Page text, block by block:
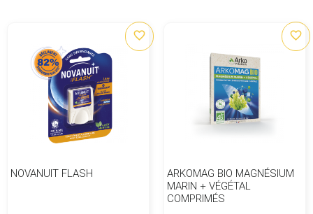
NOVANUIT FLASH
favorite_border
ARKOMAG BIO MAGNÉSIUM
MARIN + VÉGÉTAL
COMPRIMÉS
favorite_border